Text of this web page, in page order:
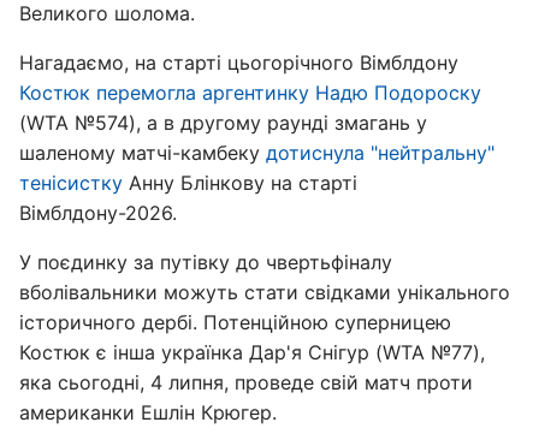
Великого шолома.
Нагадаємо, на старті цьогорічного Вімблдону
Костюк перемогла аргентинку Надю Подороску
(WTA №574), а в другому раунді змагань у
шаленому матчі-камбеку дотиснула "нейтральну"
тенісистку Анну Блінкову на старті
Вімблдону-2026.
У поєдинку за путівку до чвертьфіналу
вболівальники можуть стати свідками унікального
історичного дербі. Потенційною суперницею
Костюк є інша українка Дар'я Снігур (WTA №77),
яка сьогодні, 4 липня, проведе свій матч проти
американки Ешлін Крюгер.